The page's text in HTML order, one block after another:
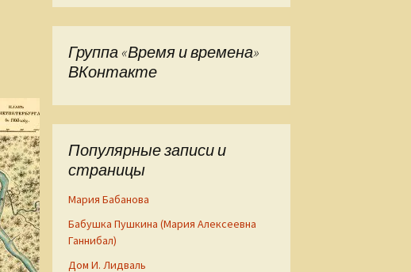
Группа «Время и времена»
ВКонтакте
Популярные записи и
страницы
Мария Бабанова
Бабушка Пушкина (Мария Алексеевна
Ганнибал)
Дом И. Лидваль